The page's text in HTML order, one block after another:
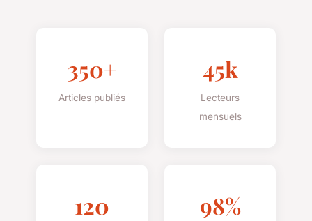
350+
Articles publiés
45k
Lecteurs
mensuels
120 98%